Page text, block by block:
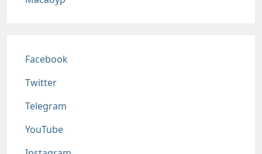
Соц сети
Facebook
Twitter
Telegram
YouTube